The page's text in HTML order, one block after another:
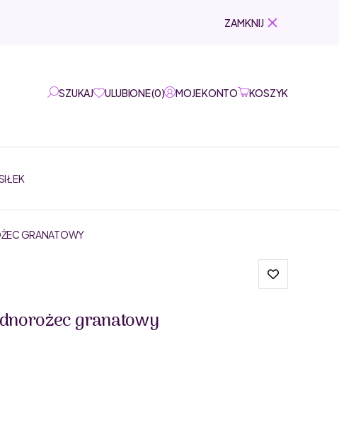
ZAMKNIJ
SZUKAJ ULUBIONE(0) MOJE KONTO KOSZYK
GRANATOWY
granatowy